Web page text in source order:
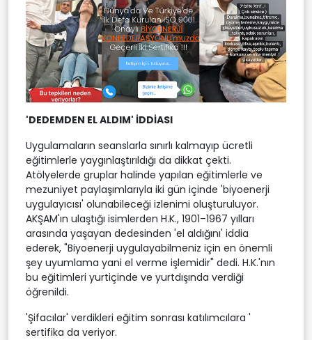
'DEDEMDEN EL ALDIM' İDDİASI
Uygulamaların seanslarla sınırlı kalmayıp ücretli
eğitimlerle yaygınlaştırıldığı da dikkat çekti.
Atölyelerde gruplar halinde yapılan eğitimlerle ve
mezuniyet paylaşımlarıyla iki gün içinde 'biyoenerji
uygulayıcısı' olunabileceği izlenimi oluşturuluyor.
AKŞAM'ın ulaştığı isimlerden H.K., 1901–1967 yılları
arasında yaşayan dedesinden 'el aldığını' iddia
ederek, "Biyoenerji uygulayabilmeniz için en önemli
şey uyumlama yani el verme işlemidir" dedi. H.K.'nın
bu eğitimleri yurtiçinde ve yurtdışında verdiği
öğrenildi.
'Şifacılar' verdikleri eğitim sonrası katılımcılara '
sertifika da veriyor.